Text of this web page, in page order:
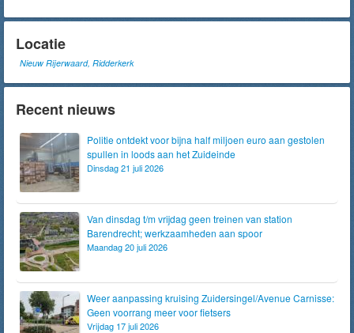
Locatie
Nieuw Rijerwaard, Ridderkerk
Recent nieuws
Politie ontdekt voor bijna half miljoen euro aan gestolen
spullen in loods aan het Zuideinde
Dinsdag 21 juli 2026
Van dinsdag t/m vrijdag geen treinen van station
Barendrecht; werkzaamheden aan spoor
Maandag 20 juli 2026
Weer aanpassing kruising Zuidersingel/Avenue Carnisse:
Geen voorrang meer voor fietsers
Vrijdag 17 juli 2026